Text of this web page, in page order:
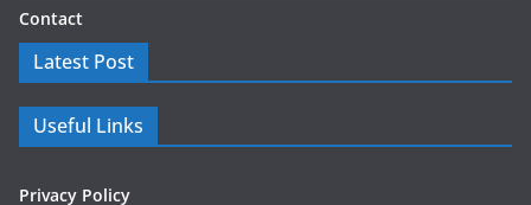
Contact
Latest Post
Useful Links
Privacy Policy